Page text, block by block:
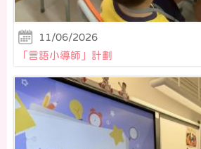
11/06/2026
「言語小導師」計劃